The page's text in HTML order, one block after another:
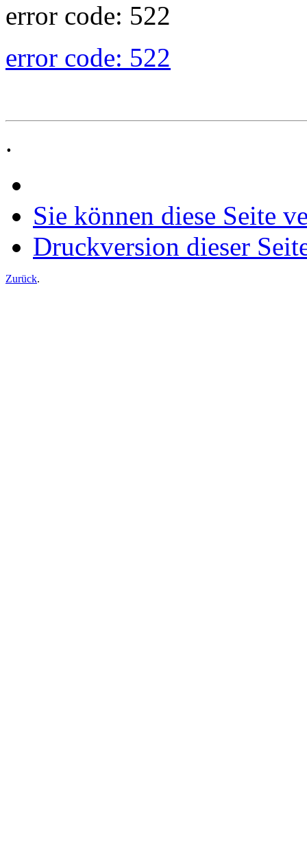
error code: 522
error code: 522
.
Sie können diese Seite
Druckversion dieser
Zurück.